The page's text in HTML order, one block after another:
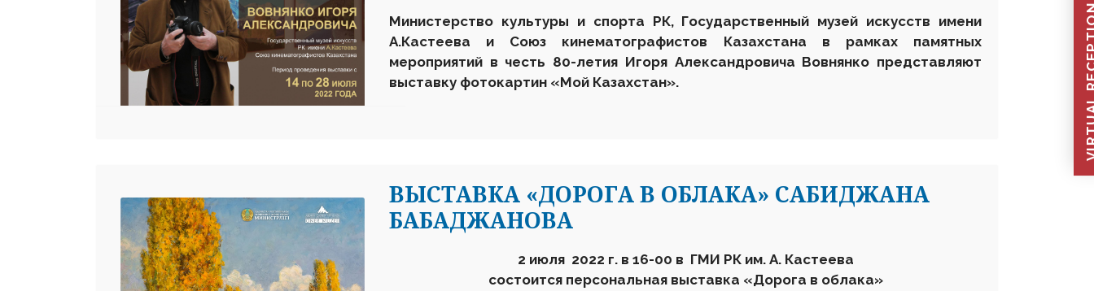
Министерство культуры и спорта РК, Государственный музей искусств имени
А.Кастеева и Союз кинематографистов Казахстана в рамках памятных
мероприятий в честь 80-летия Игоря Александровича Вовнянко представляют
выставку фотокартин «Мой Казахстан».
ВЫСТАВКА «ДОРОГА В ОБЛАКА» САБИДЖАНА
БАБАДЖАНОВА
2 июля 2022 г. в 16-00 в ГМИ РК им. А. Кастеева
состоится персональная выставка «Дорога в облака»